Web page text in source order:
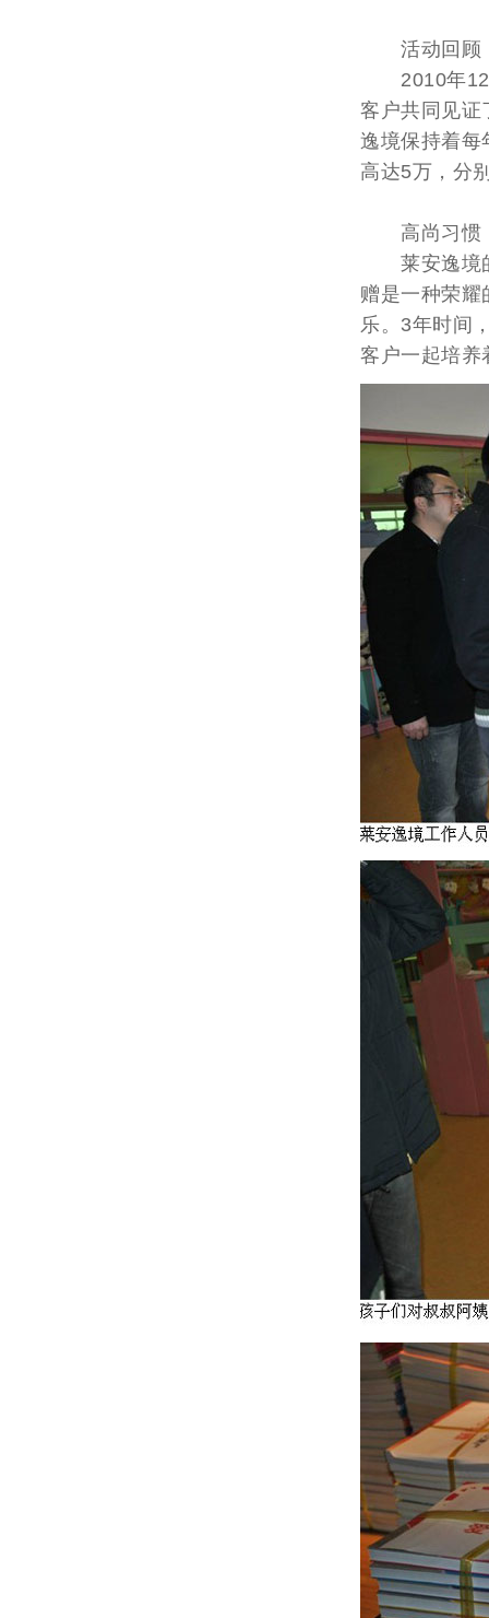
活动回顾
2010年12
客户共同见证
逸境保持着每
高达5万，分
高尚习惯
莱安逸境的
赠是一种荣耀
乐。3年时间
客户一起培养